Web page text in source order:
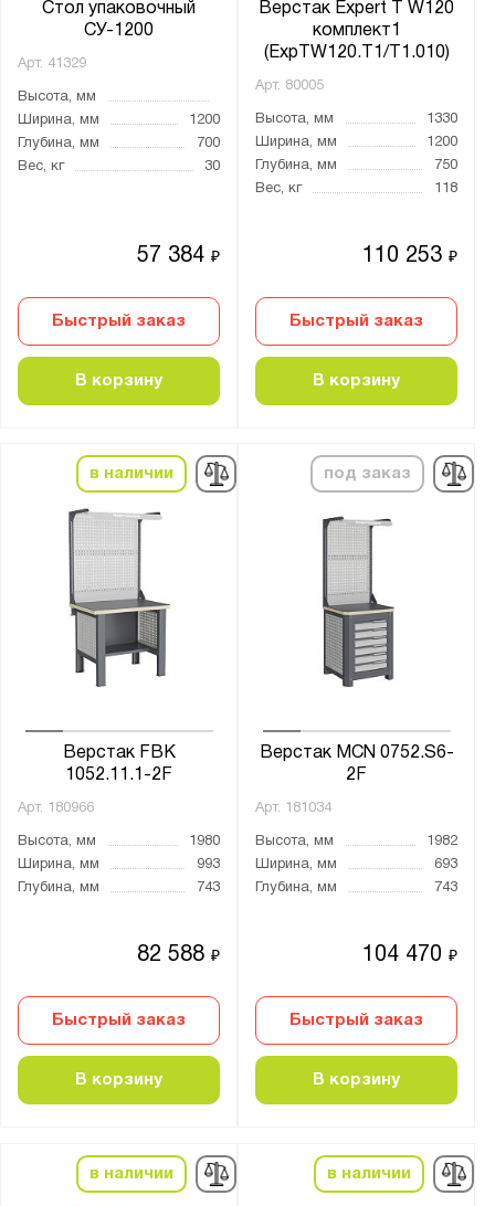
Стол упаковочный
СУ-1200
Арт. 41329
Высота, мм
Ширина, мм
1200
Глубина, мм
700
Вес, кг
30
57 384₽
Быстрый заказ
В корзину
Верстак Expert T W120
комплект1
(ExpTW120.T1/T1.010)
Арт. 80005
Высота, мм
1330
Ширина, мм
1200
Глубина, мм
750
Вес, кг
118
110 253₽
Быстрый заказ
В корзину
в наличии
Верстак FBK
1052.11.1-2F
Арт. 180966
Высота, мм
1980
Ширина, мм
993
Глубина, мм
743
82 588₽
Быстрый заказ
В корзину
под заказ
Верстак MCN 0752.S6-
2F
Арт. 181034
Высота, мм
1982
Ширина, мм
693
Глубина, мм
743
104 470₽
Быстрый заказ
В корзину
в наличии в наличии
оцинкованная ДСП 24 мм (ЦДСП)
4 колеса с тормозом
Для гаража
С тисками
Россия
Производитель:
Gresson
Верстакофф
Диком
Диполь
Метбиз
Метех
Предприятие ДВК
Промет
Викинг
Практик
Серия:
41.I